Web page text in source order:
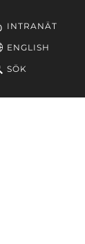
INTRANÄT
ENGLISH
SÖK